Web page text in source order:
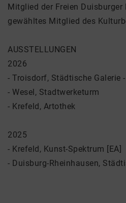
Mitglied der Freien Duisburger
gewähltes Mitglied des
AUSSTELLUNGEN
2026
- Troisdorf, Städtische Galerie
- Wesel, Stadtwerketurm
- Krefeld, Artothek
2025
- Krefeld, Kunst-Spektrum [EA]
- Duisburg-Rheinhausen,